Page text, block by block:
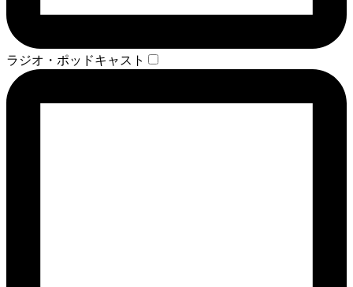
ラジオ・ポッドキャスト